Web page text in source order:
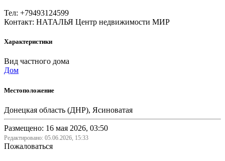
Тел: +79493124599
Контакт: НАТАЛЬЯ Центр недвижимости МИР
Характеристики
Вид частного дома
Дом
Местоположение
Донецкая область (ДНР), Ясиноватая
Размещено: 16 мая 2026, 03:50
Редактировано: 05.06.2026, 15:33
Пожаловаться